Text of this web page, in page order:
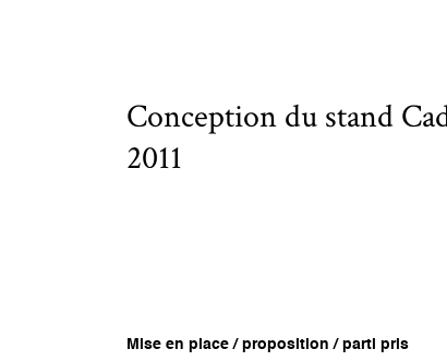
Conception du stand
2011
Mise en place / proposition / parti pris